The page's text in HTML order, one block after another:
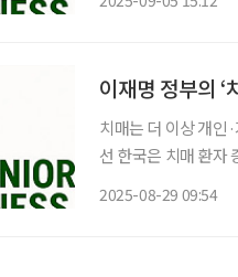
이재명 정부의 ‘
치매는 더 이상 개인
선 한국은 치매 환자
2025-08-29 09:54